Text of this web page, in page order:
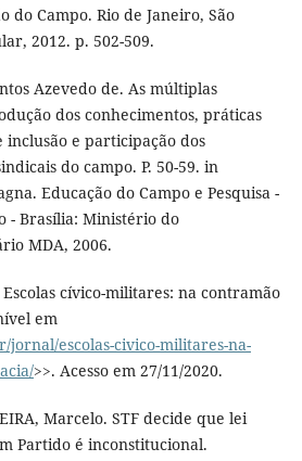
do Campo. Rio de Janeiro, São
2012. p. 502-509.
Azevedo de. As múltiplas
dos conhecimentos, práticas
inclusão e participação dos
do campo. P. 50-59. in
Educação do Campo e Pesquisa -
- Brasília: Ministério do
MDA, 2006.
cívico-militares: na contramão
em
escolas-civico-militares-na-
>>. Acesso em 27/11/2020.
Marcelo. STF decide que lei
Partido é inconstitucional.